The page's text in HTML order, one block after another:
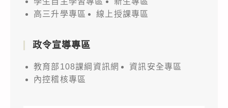
高三升學專區
線上授課專區
政令宣導專區
教育部108課綱資訊網
資訊安全專區
內控稽核專區